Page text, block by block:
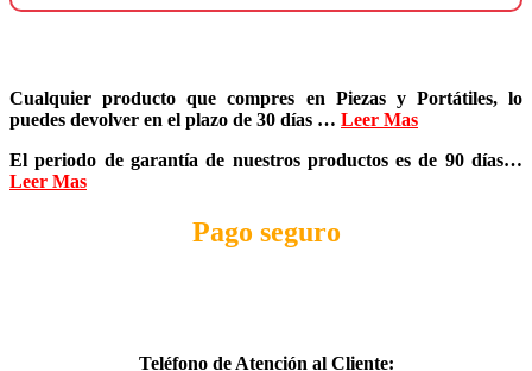
Cualquier producto que compres en Piezas y Portátiles, lo
puedes devolver en el plazo de 30 días … Leer Mas
El periodo de garantía de nuestros productos es de 90 días…
Leer Mas
Pago seguro
Teléfono de Atención al Cliente: